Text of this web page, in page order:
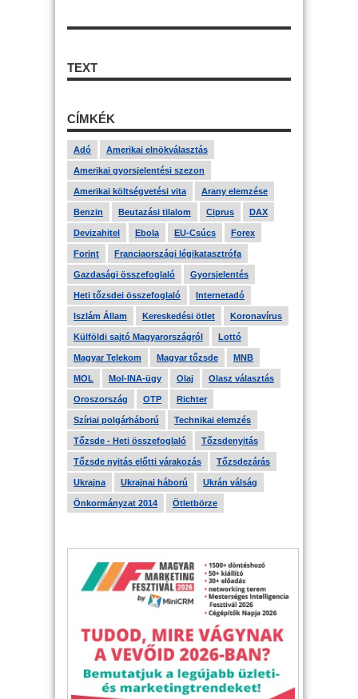
TEXT
CÍMKÉK
Adó Amerikai elnökválasztás
Amerikai gyorsjelentési szezon
Amerikai költségvetési vita Arany elemzése
Benzin Beutazási tilalom Ciprus DAX
Devizahitel Ebola EU-Csúcs Forex
Forint Franciaországi légikatasztrófa
Gazdasági összefoglaló Gyorsjelentés
Heti tőzsdei összefoglaló Internetadó
Iszlám Állam Kereskedési ötlet Koronavírus
Külföldi sajtó Magyarországról Lottó
Magyar Telekom Magyar tőzsde MNB
MOL Mol-INA-ügy Olaj Olasz választás
Oroszország OTP Richter
Szíriai polgárháború Technikai elemzés
Tőzsde - Heti összefoglaló Tőzsdenyitás
Tőzsde nyitás előtti várakozás Tőzsdezárás
Ukrajna Ukrajnai háború Ukrán válság
Önkormányzat 2014 Ötletbörze